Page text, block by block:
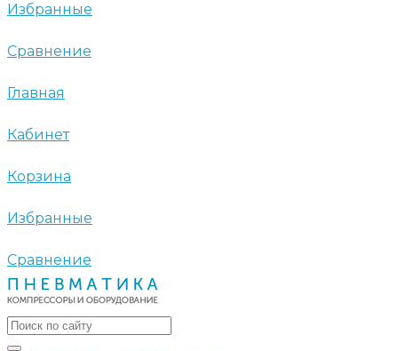
Избранные
Сравнение
Главная
Кабинет
Корзина
Избранные
Сравнение